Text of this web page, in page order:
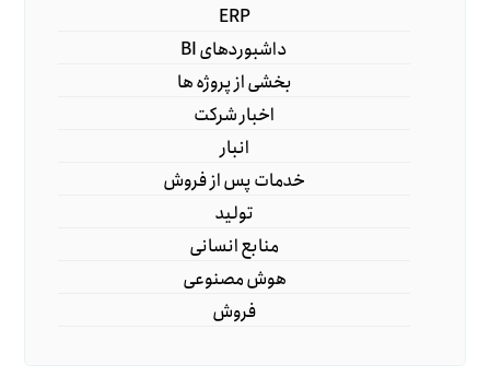
ERP
داشبوردهای BI
بخشی از پروژه ها
اخبار شرکت
انبار
خدمات پس از فروش
تولید
منابع انسانی
هوش مصنوعی
فروش